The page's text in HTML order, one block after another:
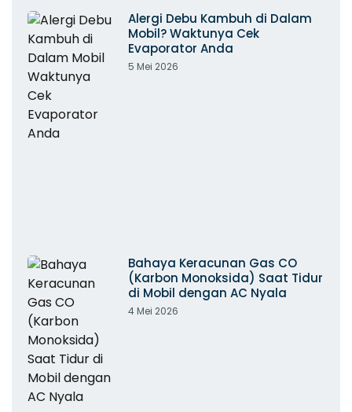
Alergi Debu Kambuh di Dalam
Mobil? Waktunya Cek
Evaporator Anda
5 Mei 2026
Bahaya Keracunan Gas CO
(Karbon Monoksida) Saat Tidur
di Mobil dengan AC Nyala
4 Mei 2026